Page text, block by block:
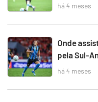
há 4 meses
Onde
pela Sul-
há 4 meses